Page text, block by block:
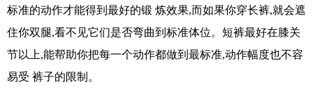
标准的动作才能得到最好的锻 炼效果,而如果你穿长裤,就会遮
住你双腿,看不见它们是否弯曲到标准体位。短裤最好在膝关
节以上,能帮助你把每一个动作都做到最标准,动作幅度也不容
易受 裤子的限制。